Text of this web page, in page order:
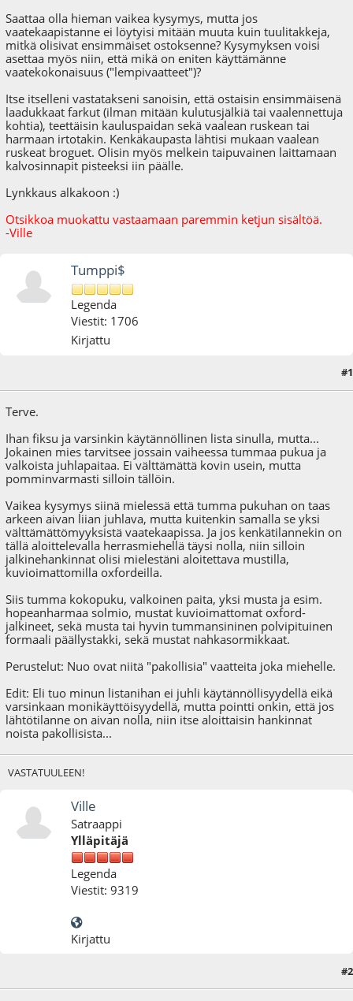
Saattaa olla hieman vaikea kysymys, mutta jos
vaatekaapistanne ei löytyisi mitään muuta kuin tuulitakkeja,
mitkä olisivat ensimmäiset ostoksenne? Kysymyksen voisi
asettaa myös niin, että mikä on eniten käyttämänne
vaatekokonaisuus ("lempivaatteet")?
Itse itselleni vastatakseni sanoisin, että ostaisin ensimmäisenä
laadukkaat farkut (ilman mitään kulutusjälkiä tai vaalennettuja
kohtia), teettäisin kauluspaidan sekä vaalean ruskean tai
harmaan irtotakin. Kenkäkaupasta lähtisi mukaan vaalean
ruskeat broguet. Olisin myös melkein taipuvainen laittamaan
kalvosinnapit pisteeksi iin päälle.
Lynkkaus alkakoon :)
Otsikkoa muokattu vastaamaan paremmin ketjun sisältöä.
-Ville
Tumppi$
Legenda
Viestit: 1706
Kirjattu
#1
Terve.
Ihan fiksu ja varsinkin käytännöllinen lista sinulla, mutta...
Jokainen mies tarvitsee jossain vaiheessa tummaa pukua ja
valkoista juhlapaitaa. Ei välttämättä kovin usein, mutta
pomminvarmasti silloin tällöin.
Vaikea kysymys siinä mielessä että tumma pukuhan on taas
arkeen aivan liian juhlava, mutta kuitenkin samalla se yksi
välttämättömyyksistä vaatekaapissa. Ja jos kenkätilannekin on
tällä aloittelevalla herrasmiehellä täysi nolla, niin silloin
jalkinehankinnat olisi mielestäni aloitettava mustilla,
kuvioimattomilla oxfordeilla.
Siis tumma kokopuku, valkoinen paita, yksi musta ja esim.
hopeanharmaa solmio, mustat kuvioimattomat oxford-
jalkineet, sekä musta tai hyvin tummansininen polvipituinen
formaali päällystakki, sekä mustat nahkasormikkaat.
Perustelut: Nuo ovat niitä "pakollisia" vaatteita joka miehelle.
Edit: Eli tuo minun listanihan ei juhli käytännöllisyydellä eikä
varsinkaan monikäyttöisyydellä, mutta pointti onkin, että jos
lähtötilanne on aivan nolla, niin itse aloittaisin hankinnat
noista pakollisista...
VASTATUULEEN!
Ville
Satraappi
Ylläpitäjä
Legenda
Viestit: 9319
Kirjattu
#2